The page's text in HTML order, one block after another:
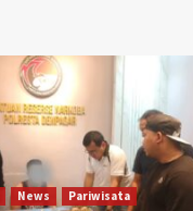
News
Pariwisata